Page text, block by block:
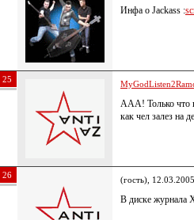
Инфа о Jackass :
25
ААА! Только что
как чел залез на
26 (гость),
В диске журнала